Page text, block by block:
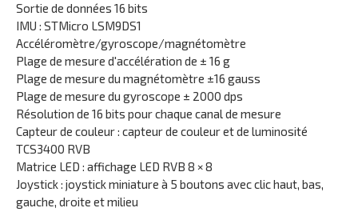
Sortie de données 16 bits
IMU : STMicro LSM9DS1
Accéléromètre/gyroscope/magnétomètre
Plage de mesure d'accélération de ± 16 g
Plage de mesure du magnétomètre ±16 gauss
Plage de mesure du gyroscope ± 2000 dps
Résolution de 16 bits pour chaque canal de mesure
Capteur de couleur : capteur de couleur et de luminosité
TCS3400 RVB
Matrice LED : affichage LED RVB 8 × 8
Joystick : joystick miniature à 5 boutons avec clic haut, bas,
gauche, droite et milieu